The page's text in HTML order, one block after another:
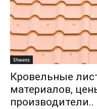
Sheets
Кровельные
материалов,
производители..